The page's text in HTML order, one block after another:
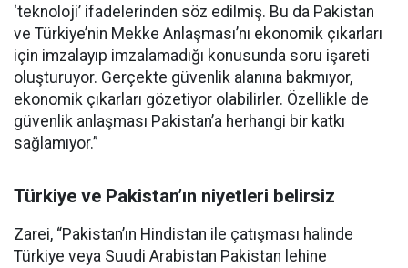
‘teknoloji’ ifadelerinden söz edilmiş. Bu da Pakistan
ve Türkiye’nin Mekke Anlaşması’nı ekonomik çıkarları
için imzalayıp imzalamadığı konusunda soru işareti
oluşturuyor. Gerçekte güvenlik alanına bakmıyor,
ekonomik çıkarları gözetiyor olabilirler. Özellikle de
güvenlik anlaşması Pakistan’a herhangi bir katkı
sağlamıyor.”
Türkiye ve Pakistan’ın niyetleri belirsiz
Zarei, “Pakistan’ın Hindistan ile çatışması halinde
Türkiye veya Suudi Arabistan Pakistan lehine